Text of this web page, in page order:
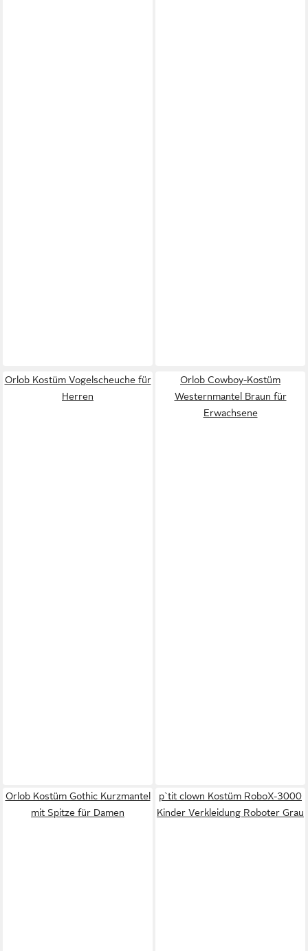
Orlob Kostüm Vogelscheuche für
Herren
Orlob Cowboy-Kostüm
Westernmantel Braun für
Erwachsene
Orlob Kostüm Gothic Kurzmantel
mit Spitze für Damen
p`tit clown Kostüm RoboX-3000
Kinder Verkleidung Roboter Grau